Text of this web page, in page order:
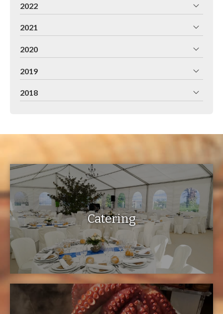
2022
2021
2020
2019
2018
Catering